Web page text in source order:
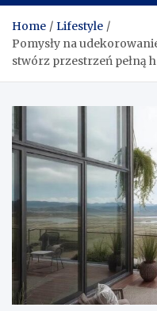
Home
Lifestyle
Pomysły na
stwórz przestrzeń pełną